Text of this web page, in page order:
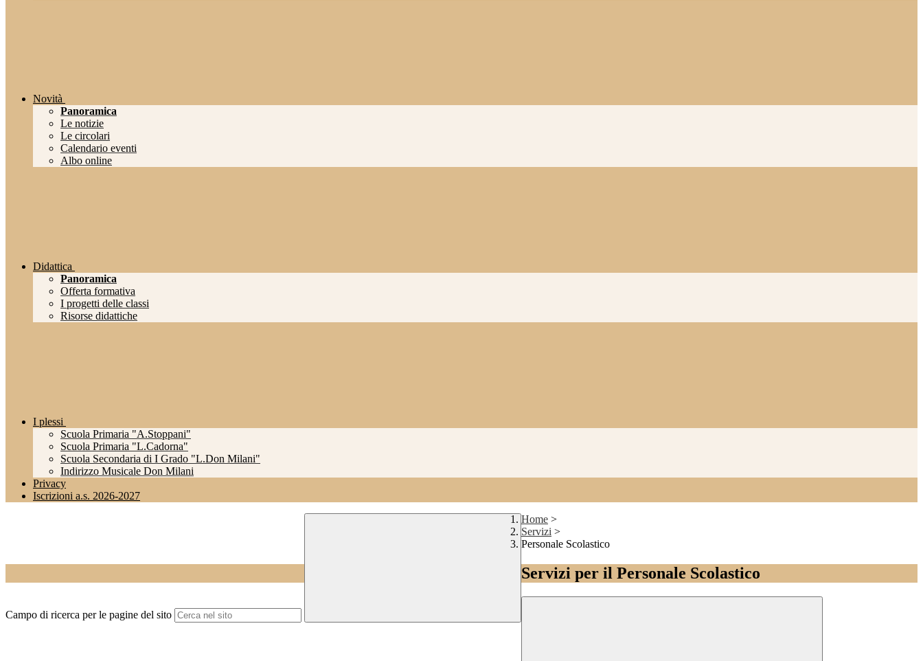
Novità
Panoramica
Le notizie
Le circolari
Calendario eventi
Albo online
Didattica
Panoramica
Offerta formativa
I progetti delle classi
Risorse didattiche
I plessi
Scuola Primaria "A.Stoppani"
Scuola Primaria "L.Cadorna"
Scuola Secondaria di I Grado "L.Don Milani"
Indirizzo Musicale Don Milani
Privacy
Iscrizioni a.s. 2026-2027
Campo di ricerca per le pagine del sito
Home >
Servizi >
Personale Scolastico
Servizi per il Personale Scolastico